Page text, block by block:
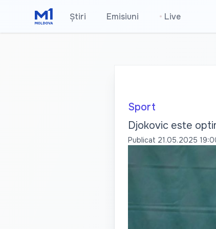
Știri Emisiuni • Live
Sport
Djokovic este
Publicat 21.05.2025